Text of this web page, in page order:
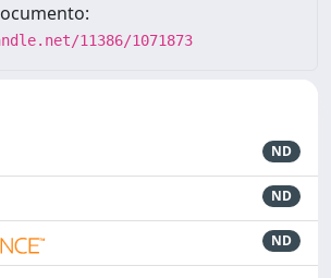
11386/1071873
ND
ND
ND